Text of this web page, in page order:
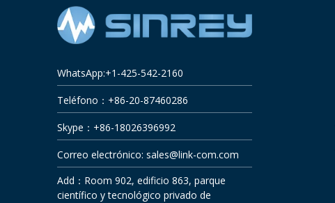
WhatsApp:+1-425-542-2160
Teléfono：+86-20-87460286
Skype：+86-18026396992
Correo electrónico: sales@link-com.com
Add：Room 902, edificio 863, parque
científico y tecnológico privado de